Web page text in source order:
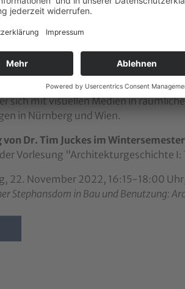
Vienna excursion: 23.5.
will be conducted
(Insitut für Kunstgeschichte,
In seinem aktuellen
sich mit visuellen Medien in
in Nürnberg und Wien.
Dr. Tim Juckes im
Vorlesung "Architekturgeschichte
22. November 2022, 16:15-18:00
Stephansdom in Bau und Benutzung: